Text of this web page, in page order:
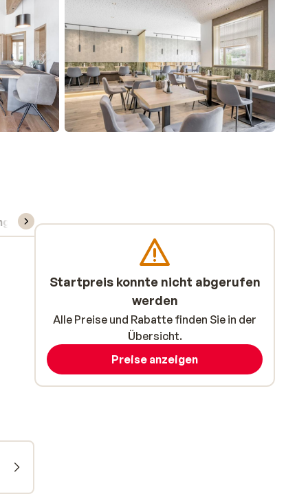
Skipass/Kurse/Material
Startpreis konnte nicht abgerufen
werden
Alle Preise und Rabatte finden Sie in der
Übersicht.
Preise anzeigen